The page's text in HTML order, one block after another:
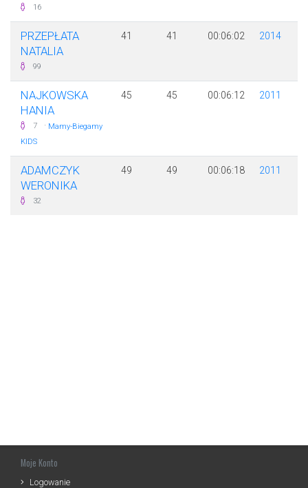
16
PRZEPŁATA
NATALIA
99
41 41 00:06:02 2014
NAJKOWSKA
HANIA
7 · Mamy-Biegamy
KIDS
45 45 00:06:12 2011
ADAMCZYK
WERONIKA
32
49 49 00:06:18 2011
Moje Konto
Logowanie